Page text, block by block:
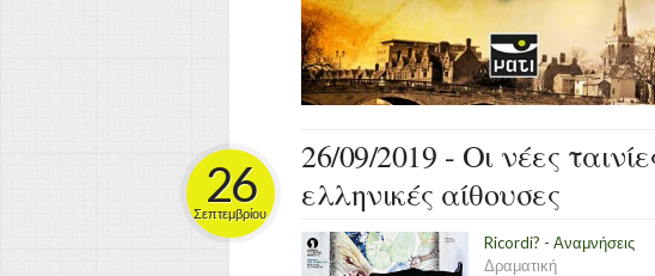
26/09/2019 - Οι νέες
ελληνικές αίθουσες
26
Σεπτεμβρίου
Ricordi? - Αναμνήσεις
Δραματική